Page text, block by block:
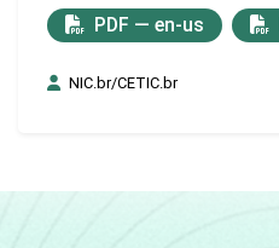
PDF — en-us
NIC.br/CETIC.br